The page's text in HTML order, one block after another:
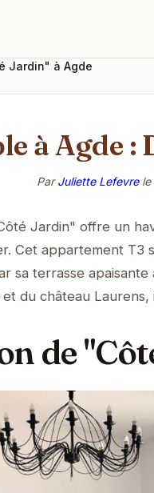
Jardin" à Agde
à Agde :
ParJuliette Lefevrele
Jardin" offre un
Cet appartement T3
sa terrasse
du château
de